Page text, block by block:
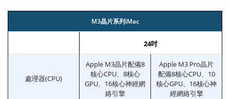
M3晶片系列iMac
24吋
處理器(CPU)
Apple M3晶片配備8
核心CPU、8核心
GPU、16核心神經網
絡引擎
Apple M3 Pro晶片
配備8核心CPU、10
核心GPU、16核心神
經網絡引擎